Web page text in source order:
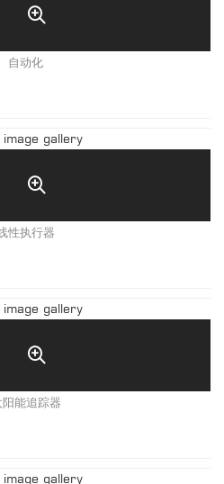
自动化
性执行器
阳能追踪器